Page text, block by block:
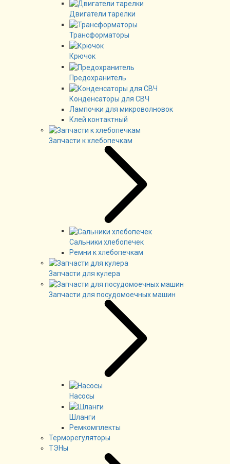
Двигатели тарелки
Трансформаторы
Крючок
Предохранитель
Конденсаторы для СВЧ
Лампочки для микроволновок
Клей контактный
Запчасти к хлебопечкам
Сальники хлебопечек
Ремни к хлебопечкам
Запчасти для кулера
Запчасти для посудомоечных машин
Насосы
Шланги
Ремкомплекты
Терморегуляторы
ТЭНы